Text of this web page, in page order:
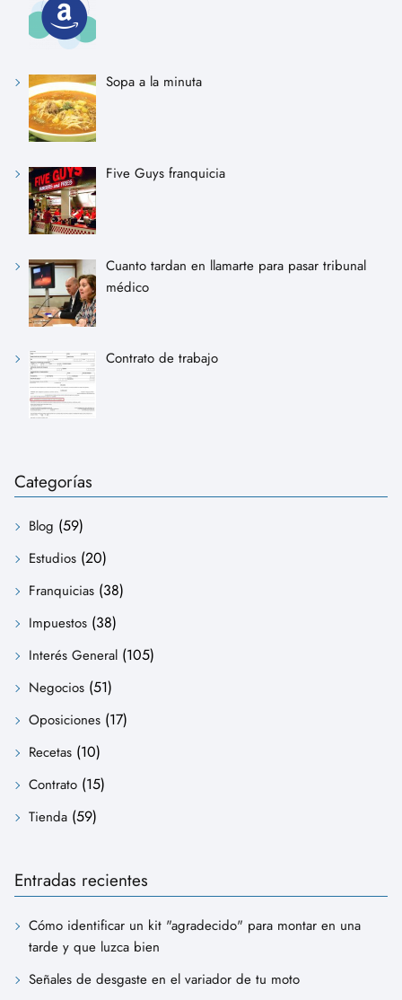
Sopa a la minuta
Five Guys franquicia
Cuanto tardan en llamarte para pasar tribunal
médico
Contrato de trabajo
Categorías
Blog (59)
Estudios (20)
Franquicias (38)
Impuestos (38)
Interés General (105)
Negocios (51)
Oposiciones (17)
Recetas (10)
Contrato (15)
Tienda (59)
Entradas recientes
Cómo identificar un kit "agradecido" para montar en una
tarde y que luzca bien
Señales de desgaste en el variador de tu moto